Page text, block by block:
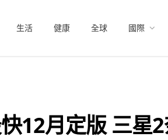
生活 健康 全球 國際
12月定版 三星